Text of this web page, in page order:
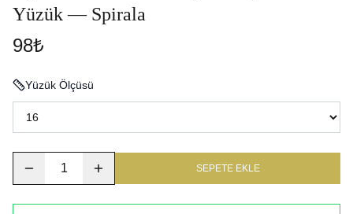
Yüzük — Spirala
98₺
Yüzük Ölçüsü
1 SEPETE EKLE